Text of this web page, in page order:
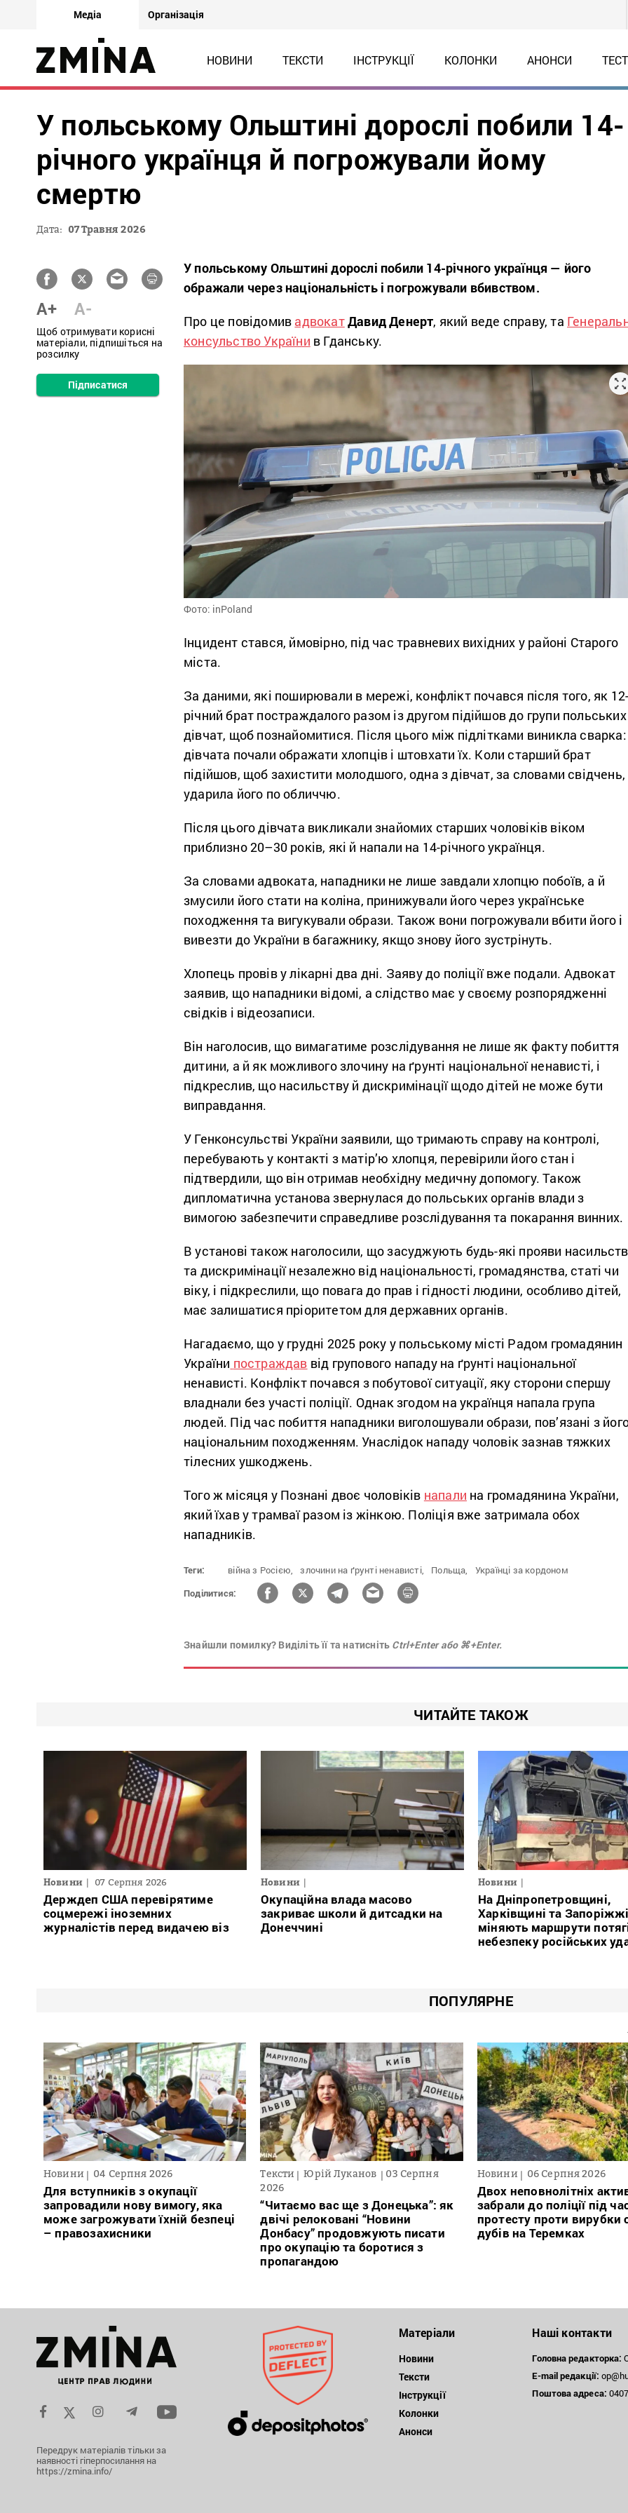
Медіа Організація
НОВИНИ ТЕКСТИ ІНСТРУКЦІЇ КОЛОНКИ АНОНСИ
У польському Ольштині дорослі побили 14-
річного українця й погрожували йому
смертю
Дата: 07 Травня 2026
A+ A-
Щоб отримувати корисні
матеріали, підпишіться на
розсилку
Підписатися
У польському Ольштині дорослі побили 14-річного українця — його
ображали через національність і погрожували вбивством.
Про це повідомив адвокатДавид Денерт, який веде справу, та
консульство України в Гданську.
Фото: inPoland
Інцидент стався, ймовірно, під час травневих вихідних у районі Старого
міста.
За даними, які поширювали в мережі, конфлікт почався після того, як
річний брат постраждалого разом із другом підійшов до групи польських
дівчат, щоб познайомитися. Після цього між підлітками виникла сварка:
дівчата почали ображати хлопців і штовхати їх. Коли старший брат
підійшов, щоб захистити молодшого, одна з дівчат, за словами свідчень,
ударила його по обличчю.
Після цього дівчата викликали знайомих старших чоловіків віком
приблизно 20–30 років, які й напали на 14-річного українця.
За словами адвоката, нападники не лише завдали хлопцю побоїв, а й
змусили його стати на коліна, принижували його через українське
походження та вигукували образи. Також вони погрожували вбити його і
вивезти до України в багажнику, якщо знову його зустрінуть.
Хлопець провів у лікарні два дні. Заяву до поліції вже подали. Адвокат
заявив, що нападники відомі, а слідство має у своєму розпорядженні
свідків і відеозаписи.
Він наголосив, що вимагатиме розслідування не лише як факту побиття
дитини, а й як можливого злочину на ґрунті національної ненависті, і
підкреслив, що насильству й дискримінації щодо дітей не може бути
виправдання.
У Генконсульстві України заявили, що тримають справу на контролі,
перебувають у контакті з матір’ю хлопця, перевірили його стан і
підтвердили, що він отримав необхідну медичну допомогу. Також
дипломатична установа звернулася до польських органів влади з
вимогою забезпечити справедливе розслідування та покарання винних.
В установі також наголосили, що засуджують будь-які прояви
та дискримінації незалежно від національності, громадянства, статі чи
віку, і підкреслили, що повага до прав і гідності людини, особливо дітей,
має залишатися пріоритетом для державних органів.
Нагадаємо, що у грудні 2025 року у польському місті Радом громадянин
України постраждав від групового нападу на ґрунті національної
ненависті. Конфлікт почався з побутової ситуації, яку сторони спершу
владнали без участі поліції. Однак згодом на українця напала група
людей. Під час побиття нападники виголошували образи, пов’язані з
національним походженням. Унаслідок нападу чоловік зазнав тяжких
тілесних ушкоджень.
Того ж місяця у Познані двоє чоловіків напали на громадянина України,
який їхав у трамваї разом із жінкою. Поліція вже затримала обох
нападників.
Теги: війна з Росією, злочини на ґрунті ненависті, Польща,
Українці за кордоном
Поділитися:
Знайшли помилку? Виділіть її та натисніть Ctrl+Enter або ⌘+Enter.
ЧИТАЙТЕ ТАКОЖ
Новини 07 Серпня 2026
Держдеп США перевірятиме
соцмережі іноземних
журналістів перед видачею віз
Новини
Окупаційна влада масово
закриває школи й дитсадки на
Донеччині
Новини
На Дніпропетровщині,
Харківщині та
міняють маршрути
небезпеку російських
ПОПУЛЯРНЕ
Новини 04 Серпня 2026
Для вступників з окупації
запровадили нову вимогу, яка
може загрожувати їхній безпеці
– правозахисники
Тексти Юрій Луканов
03 Серпня
2026
“Читаємо вас ще з Донецька”: як
двічі релоковані “Новини
Донбасу” продовжують писати
про окупацію та боротися з
пропагандою
Новини 06 Серпня 2026
Двох неповнолітніх
забрали до поліції під
протесту проти вирубки
дубів на Теремках
Передрук матеріалів тільки за
наявності гіперпосилання на
https://zmina.info/
Матеріали
Новини
Тексти
Інструкції
Колонки
Анонси
Наші контакти
Головна редакторка:
E-mail редакції:
Поштоваадреса: